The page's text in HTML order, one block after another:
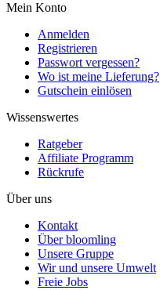
Mein Konto
Anmelden
Registrieren
Passwort vergessen?
Wo ist meine Lieferung?
Gutschein einlösen
Wissenswertes
Ratgeber
Affiliate Programm
Rückrufe
Über uns
Kontakt
Über bloomling
Unsere Gruppe
Wir und unsere Umwelt
Freie Jobs